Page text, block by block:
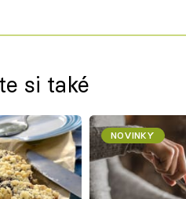
si také
NOVINKY